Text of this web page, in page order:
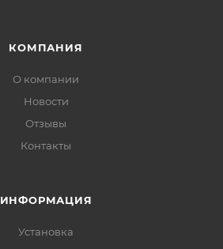
КОМПАНИЯ
О компании
Новости
Отзывы
Контакты
ИНФОРМАЦИЯ
Установка